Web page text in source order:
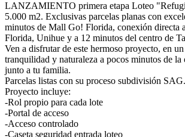
LANZAMIENTO primera etapa Loteo
5.000 m2. Exclusivas parcelas planas con
minutos de Mall Go! Florida, conexión directa
Florida, Unihue y a 12 minutos del centro de
Ven a disfrutar de este hermoso proyecto, en
tranquilidad y naturaleza a pocos minutos de
junto a tu familia.
Parcelas listas con su proceso subdivisión SAG.
Proyecto incluye:
-Rol propio para cada lote
-Portal de acceso
-Acceso controlado
-Caseta seguridad entrada loteo